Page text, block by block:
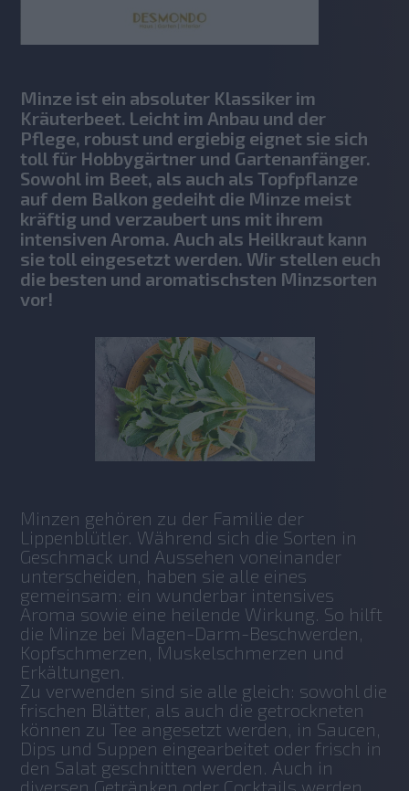
Minze ist ein absoluter Klassiker im
Kräuterbeet. Leicht im Anbau und der
Pflege, robust und ergiebig eignet sie sich
toll für Hobbygärtner und Gartenanfänger.
Sowohl im Beet, als auch als Topfpflanze
auf dem Balkon gedeiht die Minze meist
kräftig und verzaubert uns mit ihrem
intensiven Aroma. Auch als Heilkraut kann
sie toll eingesetzt werden. Wir stellen euch
die besten und aromatischsten Minzsorten
vor!
Minzen gehören zu der Familie der
Lippenblütler. Während sich die Sorten in
Geschmack und Aussehen voneinander
unterscheiden, haben sie alle eines
gemeinsam: ein wunderbar intensives
Aroma sowie eine heilende Wirkung. So hilft
die Minze bei Magen-Darm-Beschwerden,
Kopfschmerzen, Muskelschmerzen und
Erkältungen.
Zu verwenden sind sie alle gleich: sowohl die
frischen Blätter, als auch die getrockneten
können zu Tee angesetzt werden, in Saucen,
Dips und Suppen eingearbeitet oder frisch in
den Salat geschnitten werden. Auch in